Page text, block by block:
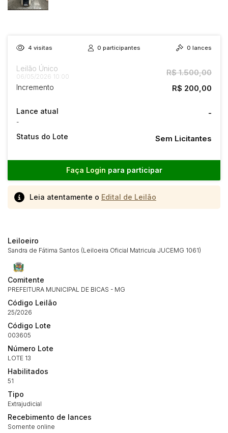
4 visitas 0 participantes 0 lances
Leilão Único
06/05/2026 10:00 R$ 1.500,00
Incremento R$ 200,00
Lance atual
-
-
Status do Lote Sem Licitantes
Faça Login para participar
Leia atentamente o Edital de Leilão
Leiloeiro
Sandra de Fátima Santos (Leiloeira Oficial Matricula JUCEMG 1061)
Comitente
PREFEITURA MUNICIPAL DE BICAS - MG
Código Leilão
25/2026
Código Lote
003605
Número Lote
LOTE 13
Habilitados
51
Tipo
Extrajudicial
Recebimento de lances
Somente online
Envie sua Proposta
(Art. 895, CPC)
Clique aqui para fazer login
Habilite-se para efetuar lances ou
propostas